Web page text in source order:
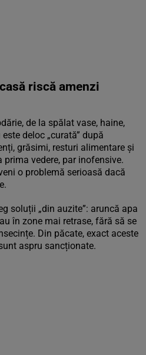
riscă amenzi
de la spălat vase, haine,
deloc „curată” după
grăsimi, resturi alimentare și
vedere, par inofensive.
o problemă serioasă dacă
soluții „din auzite”: aruncă apa
în zone mai retrase, fără să se
Din păcate, exact aceste
aspru sancționate.